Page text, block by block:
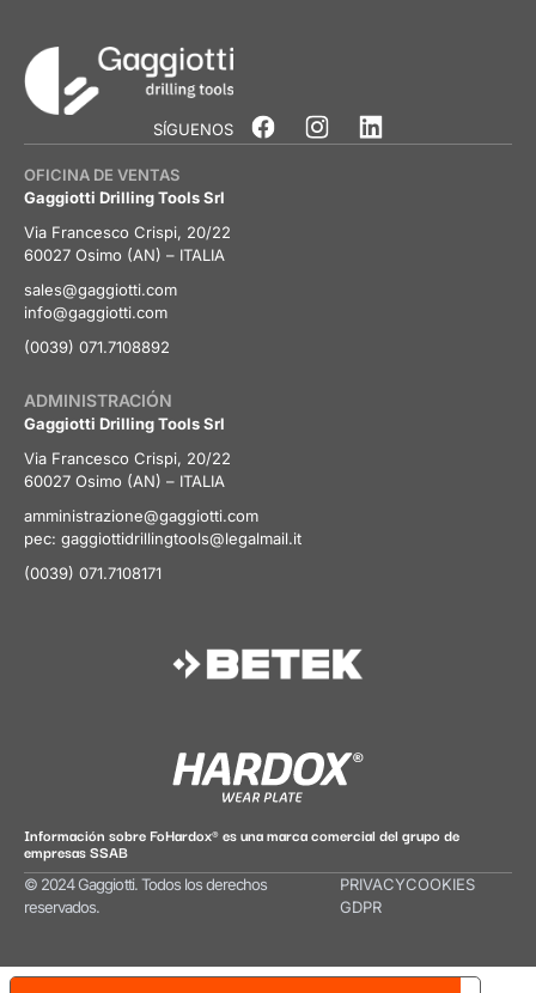
SÍGUENOS
OFICINA DE VENTAS
Gaggiotti Drilling Tools Srl
Via Francesco Crispi, 20/22
60027 Osimo (AN) – ITALIA
sales@gaggiotti.com
info@gaggiotti.com
(0039) 071.7108892
ADMINISTRACIÓN
Gaggiotti Drilling Tools Srl
Via Francesco Crispi, 20/22
60027 Osimo (AN) – ITALIA
amministrazione@gaggiotti.com
pec: gaggiottidrillingtools@legalmail.it
(0039) 071.7108171
Información sobre FoHardox® es una marca comercial del grupo de
empresas SSAB
© 2024 Gaggiotti. Todos los derechos
reservados.
PRIVACYCOOKIES
GDPR